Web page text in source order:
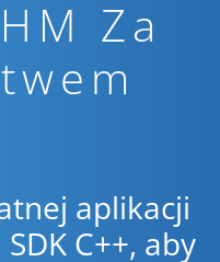
Za
aplikacji
C++, aby